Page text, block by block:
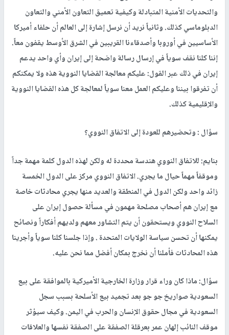
والتحديات الأمنية المتبادلة وكيفية تعميق التعاون الأمني والتعاون
الدبلوماسي كذلك. وثانياً نريد أن نرسل إشارة إلى العالم أن حلفاء أميركا
الأساسيين في أوروبا وأصدقاءنا القريبين في الشرق الأوسط يقفون معاً.
إننا كلنا نقف سوياً في إرسال رسالة واضحة إلى إيران وأي واحد يدعم
إيران في ذلك عبر القول: عليكم معالجة القضايا النووية هذه ولا يمكنكم
أن تفرقوا بيننا وعليكم العمل معنا سوياً لمعالجة كل هذه القضايا النووية
والإقليمية كذلك.
سؤال : وتحضيرهم للعودة إلى الاتفاق النووي؟
بنايم: للاتفاق النووي هندسة محددة له ولكن لهذه الدول كلمة مهمة جداً
وموقفاً مهماً حيال ما يجري. الاتفاق النووي مركز على الدول الخمسة
زائد واحد ولكن الدول في المنطقة والعديد منها يجري محادثات خاصة
مع إيران هم أصحاب مصلحة مهمون في مسألة حصول إيران على
السلاح النووي ويستحقون أن يتم التشاور معهم ولديهم أفكاراً ونصائح
يمكنها أن تحسن سياسة الولايات المتحدة . وإذا جلسنا كلنا سوياً وأجرينا
هذه المحادثات فأملنا أن نخرج بمكان أفضل مما نحن عليه.
سؤال: ماذا كان وراء قرار وزارة الخارجية الأميركية بالموافقة على بيع
السعودية صواريخ جو جو بعد تجميد بيع الأسلحة بسبب سجل
السعودية في مجال حقوق الإنسان والحرب في اليمن. وكيف سيؤثر
موقف النائب إلهان عمر بعرقلة الصفقة على الصفقة نفسها والعلاقات